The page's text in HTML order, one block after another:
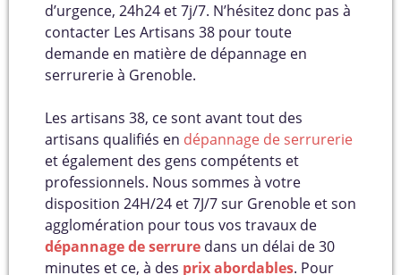
d’urgence, 24h24 et 7j/7. N’hésitez donc pas à
contacter Les Artisans 38 pour toute
demande en matière de dépannage en
serrurerie à Grenoble.
Les artisans 38, ce sont avant tout des
artisans qualifiés en dépannage de serrurerie
et également des gens compétents et
professionnels. Nous sommes à votre
disposition 24H/24 et 7J/7 sur Grenoble et son
agglomération pour tous vos travaux de
dépannage de serrure dans un délai de 30
minutes et ce, à des prix abordables. Pour